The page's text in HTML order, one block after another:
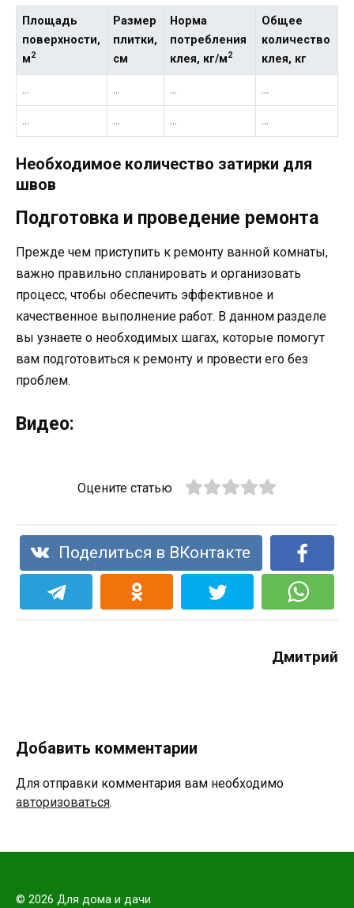
Площадь
поверхности,
м2
Размер
плитки,
см
Норма
потребления
клея, кг/м2
Общее
количество
клея, кг
… … … …
… … … …
Необходимое количество затирки для
швов
Подготовка и проведение ремонта
Прежде чем приступить к ремонту ванной комнаты,
важно правильно спланировать и организовать
процесс, чтобы обеспечить эффективное и
качественное выполнение работ. В данном разделе
вы узнаете о необходимых шагах, которые помогут
вам подготовиться к ремонту и провести его без
проблем.
Видео:
Оцените статью
Поделиться в ВКонтакте
Дмитрий
Добавить комментарии
Для отправки комментария вам необходимо
авторизоваться.
© 2026 Для дома и дачи